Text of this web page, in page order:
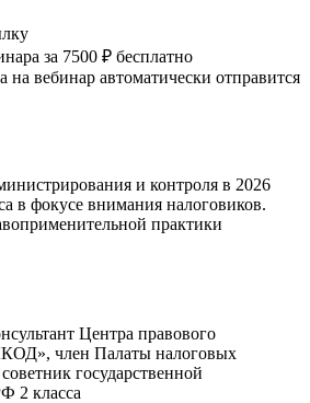
за 7500 ₽ бесплатно
на вебинар автоматически отправится
и контроля в 2026
в фокусе внимания налоговиков.
практики
Центра правового
член Палаты налоговых
государственной
2 класса